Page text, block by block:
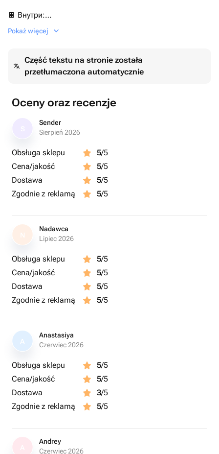
🍫 Внутри:
• Kinder Chocolate
• И другие популярные лакомства!
🎉 На День рождения
💝 14 февраля, День Святого Валентина
🌸 8 марта
🎄 На Новый год и Рождество
и коллегам
📍 Доставка по городу | 📦 Самовывоз
Pokaż więcej
Część tekstu na stronie została
przetłumaczona automatycznie
Oceny oraz recenzje
Sender
Sierpień 2026
Obsługa sklepu 5/5
Cena/jakość
5/5
Dostawa
5/5
Zgodnie z reklamą
5/5
N
Nadawca
Lipiec 2026
Obsługa sklepu 5/5
Cena/jakość
5/5
Dostawa
5/5
Zgodnie z reklamą
5/5
A
Anastasiya
Czerwiec 2026
Obsługa sklepu 5/5
Cena/jakość
5/5
Dostawa
3/5
Zgodnie z reklamą
5/5
Andrey
Czerwiec 2026